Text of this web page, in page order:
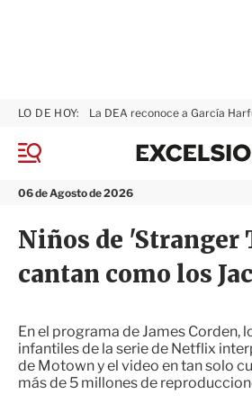
M
n
06 de Agosto de 2026
LO DE HOY: La DEA reconoce a García
Niños de 'Stranger
cantan como los
En el programa de James Corden,
infantiles de la serie de Netflix
de Motown y el video en tan solo
más de 5 millones de